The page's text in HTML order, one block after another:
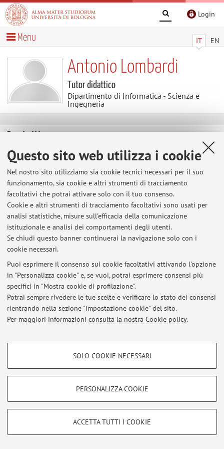
Questo sito web utilizza i cookie
Nel nostro sito utilizziamo sia cookie tecnici necessari per il suo
funzionamento, sia cookie e altri strumenti di tracciamento
facoltativi che potrai attivare solo con il tuo consenso.
Cookie e altri strumenti di tracciamento facoltativi sono usati per
analisi statistiche, misure sull'efficacia della comunicazione
istituzionale e analisi dei comportamenti degli utenti.
Se chiudi questo banner continuerai la navigazione solo con i
cookie necessari.
Puoi esprimere il consenso sui cookie facoltativi attivando l'opzione
in "Personalizza cookie" e, se vuoi, potrai esprimere consensi più
specifici in "Mostra cookie di profilazione".
Potrai sempre rivedere le tue scelte e verificare lo stato dei consensi
rientrando nella sezione "Impostazione cookie" del sito.
Per maggiori informazioni consulta la nostra Cookie policy.
COOKIE DI PROFILAZIONE - FACOLTATIVI
COOKIE TECNICI - NECESSARI
Si tratta di cookie tecnici utilizzati, a titolo esemplificativo, per il corretto
SOLO COOKIE NECESSARI
PERSONALIZZA COOKIE
ACCETTA TUTTI I COOKIE
Login
IT EN
Menu
Antonio Lombardi
Tutor didattico
Dipartimento di Informatica - Scienza e
Ingegneria
Contatti
E-mail: antonio.lombardi13@unibo.it
Dipartimento di Informatica - Scienza e Ingegneria
Mura Anteo Zamboni 7, Bologna -Vai alla mappa
Ultimi avvisi
Al momento non sono presenti avvisi.
Area riservata
per gestire tutti i contenuti del sito.
© 2026 - ALMA MATER STUDIORUM - Università di Bologna - Via
Zamboni, 33 - 40126 Bologna - Partita IVA: 01131710376
Privacy|Note legali|Impostazioni Cookie